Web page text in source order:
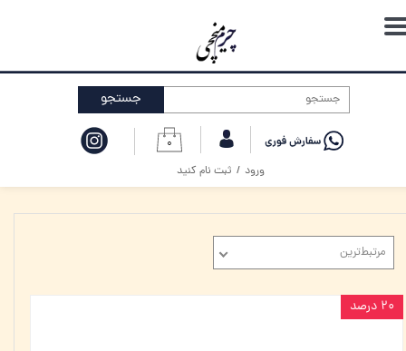
۰
ورود / ثبت نام کنید
حساب کاربری من
تغییر گذر واژه
خروج از حساب کاربری
جستجو
مرتبط‌ترین
۲۰ درصد